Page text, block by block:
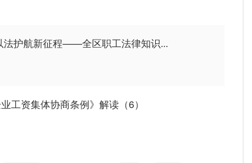
法护航新征程——全区职工法律知识...
工资集体协商条例》解读（6）